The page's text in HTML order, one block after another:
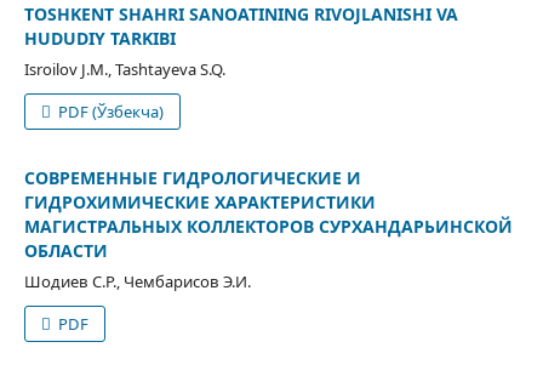
TOSHKENT SHAHRI SANOATINING RIVOJLANISHI VA
HUDUDIY TARKIBI
Isroilov J.M., Tashtayeva S.Q.
PDF (Ўзбекча)
СОВРЕМЕННЫЕ ГИДРОЛОГИЧЕСКИЕ И
ГИДРОХИМИЧЕСКИЕ ХАРАКТЕРИСТИКИ
МАГИСТРАЛЬНЫХ КОЛЛЕКТОРОВ СУРХАНДАРЬИНСКОЙ
ОБЛАСТИ
Шодиев С.Р., Чембарисов Э.И.
PDF